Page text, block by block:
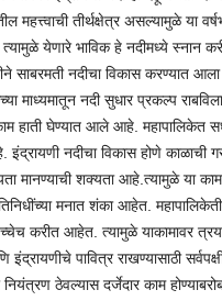
महत्त्वाची तीर्थक्षेत्र असल्यामुळे या
येणारे भाविक हे नदीमध्ये स्नान
साबरमती नदीचा विकास करण्यात
माध्यमातून नदी सुधार प्रकल्प
हाती घेण्यात आले आहे. महापालिकेत
इंद्रायणी नदीचा विकास होणे
मानण्याची शक्यता आहे.त्यामुळे या
मनात शंका आहेत.
करीत आहेत. त्यामुळे याकामावर
पावित्र राखण्यासाठी
ठेवल्यास दर्जेदार काम